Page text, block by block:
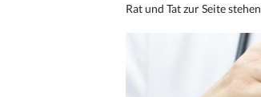
Rat und Tat zur Seite stehen